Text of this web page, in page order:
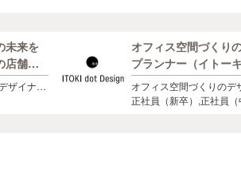
未来を
店舗を
！
ザイナー/
主任者/
オフィス空間づくり
プランナー（イトー
オフィス空間づくりのデ
ナー（イトーキグループ
正社員（新卒）,正社員